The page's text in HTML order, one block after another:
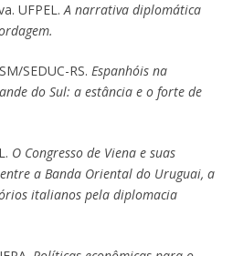
UFPEL. A narrativa diplomática
SEDUC-RS. Espanhóis na
do Sul: a estância e o forte de
O Congresso de Viena e suas
a Banda Oriental do Uruguai, a
italianos pela diplomacia